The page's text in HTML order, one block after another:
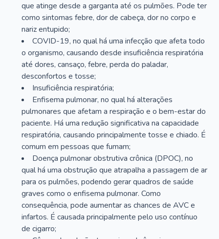
que atinge desde a garganta até os pulmões. Pode ter
como sintomas febre, dor de cabeça, dor no corpo e
nariz entupido;
COVID-19, no qual há uma infecção que afeta todo
o organismo, causando desde insuficiência respiratória
até dores, cansaço, febre, perda do paladar,
desconfortos e tosse;
Insuficiência respiratória;
Enfisema pulmonar, no qual há alterações
pulmonares que afetam a respiração e o bem-estar do
paciente. Há uma redução significativa na capacidade
respiratória, causando principalmente tosse e chiado. É
comum em pessoas que fumam;
Doença pulmonar obstrutiva crônica (DPOC), no
qual há uma obstrução que atrapalha a passagem de ar
para os pulmões, podendo gerar quadros de saúde
graves como o enfisema pulmonar. Como
consequência, pode aumentar as chances de AVC e
infartos. É causada principalmente pelo uso contínuo
de cigarro;